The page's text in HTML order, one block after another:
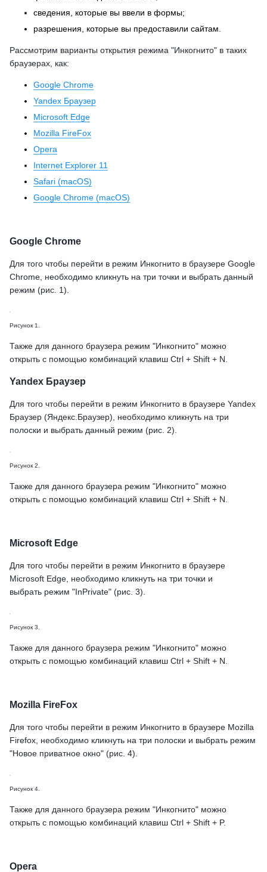
сведения, которые вы ввели в формы;
разрешения, которые вы предоставили сайтам.
Рассмотрим варианты открытия режима "Инкогнито" в таких
браузерах, как:
Google Chrome
Yandex Браузер
Microsoft Edge
Mozilla FireFox
Opera
Internet Explorer 11
Safari (macOS)
Google Chrome (macOS)
Google Chrome
Для того чтобы перейти в режим Инкогнито в браузере Google
Chrome, необходимо кликнуть на три точки и выбрать данный
режим (рис. 1).
Рисунок 1.
Также для данного браузера режим "Инкогнито" можно
открыть с помощью комбинаций клавиш Ctrl + Shift + N.
Yandex Браузер
Для того чтобы перейти в режим Инкогнито в браузере Yandex
Браузер (Яндекс.Браузер), необходимо кликнуть на три
полоски и выбрать данный режим (рис. 2).
Рисунок 2.
Также для данного браузера режим "Инкогнито" можно
открыть с помощью комбинаций клавиш Ctrl + Shift + N.
Microsoft Edge
Для того чтобы перейти в режим Инкогнито в браузере
Microsoft Edge, необходимо кликнуть на три точки и
выбрать режим "InPrivate" (рис. 3).
Рисунок 3.
Также для данного браузера режим "Инкогнито" можно
открыть с помощью комбинаций клавиш Ctrl + Shift + N.
Mozilla FireFox
Для того чтобы перейти в режим Инкогнито в браузере Mozilla
Firefox, необходимо кликнуть на три полоски и выбрать режим
"Новое приватное окно" (рис. 4).
Рисунок 4.
Также для данного браузера режим "Инкогнито" можно
открыть с помощью комбинаций клавиш Ctrl + Shift + P.
Opera